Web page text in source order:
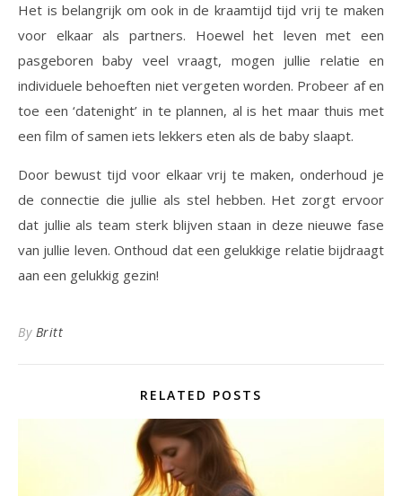
Het is belangrijk om ook in de kraamtijd tijd vrij te maken
voor elkaar als partners. Hoewel het leven met een
pasgeboren baby veel vraagt, mogen jullie relatie en
individuele behoeften niet vergeten worden. Probeer af en
toe een ‘datenight’ in te plannen, al is het maar thuis met
een film of samen iets lekkers eten als de baby slaapt.
Door bewust tijd voor elkaar vrij te maken, onderhoud je
de connectie die jullie als stel hebben. Het zorgt ervoor
dat jullie als team sterk blijven staan in deze nieuwe fase
van jullie leven. Onthoud dat een gelukkige relatie bijdraagt
aan een gelukkig gezin!
By Britt
RELATED POSTS